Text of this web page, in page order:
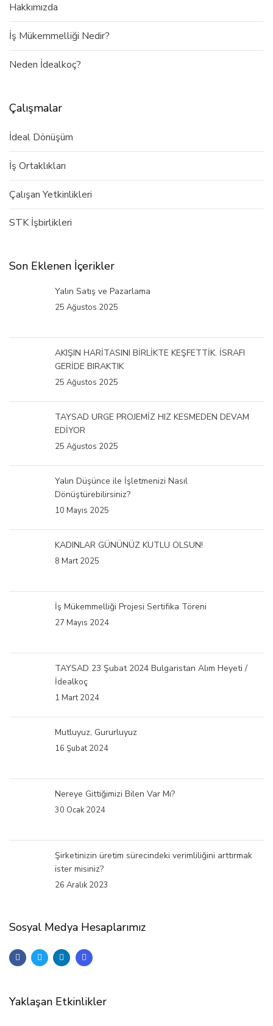
Hakkımızda
İş Mükemmelliği Nedir?
Neden İdealkoç?
Çalışmalar
İdeal Dönüşüm
İş Ortaklıkları
Çalışan Yetkinlikleri
STK İşbirlikleri
Son Eklenen İçerikler
Yalın Satış ve Pazarlama
25 Ağustos 2025
AKIŞIN HARİTASINI BİRLİKTE KEŞFETTİK. İSRAFI
GERİDE BIRAKTIK
25 Ağustos 2025
TAYSAD URGE PROJEMİZ HIZ KESMEDEN DEVAM
EDİYOR
25 Ağustos 2025
Yalın Düşünce ile İşletmenizi Nasıl
Dönüştürebilirsiniz?
10 Mayıs 2025
KADINLAR GÜNÜNÜZ KUTLU OLSUN!
8 Mart 2025
İş Mükemmelliği Projesi Sertifika Töreni
27 Mayıs 2024
TAYSAD 23 Şubat 2024 Bulgaristan Alım Heyeti /
İdealkoç
1 Mart 2024
Mutluyuz, Gururluyuz
16 Şubat 2024
Nereye Gittiğimizi Bilen Var Mı?
30 Ocak 2024
Şirketinizin üretim sürecindeki verimliliğini arttırmak
ister misiniz?
26 Aralık 2023
Sosyal Medya Hesaplarımız
Yaklaşan Etkinlikler